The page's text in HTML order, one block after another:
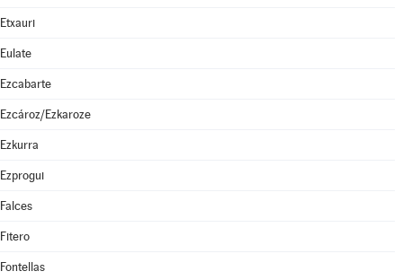
Etxauri
Eulate
Ezcabarte
Ezcároz/Ezkaroze
Ezkurra
Ezprogui
Falces
Fitero
Fontellas